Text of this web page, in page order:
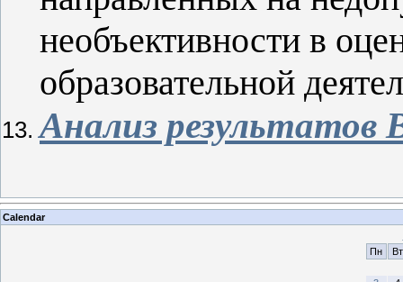
необъективности в
образовательной
Анализ результатов
Calendar
Пн
Вт